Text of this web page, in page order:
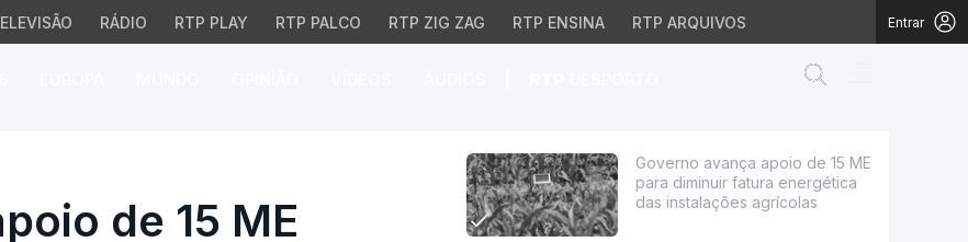
RÁDIO RTP PLAY RTP PALCO RTP ZIG ZAG RTP ENSINA RTP ARQUIVOS Entrar
de 15 ME para diminuir fatura energética
de 15 ME
Governo avança apoio de 15 ME
para diminuir fatura energética
das instalações agrícolas